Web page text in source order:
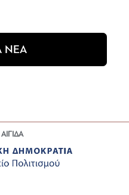
ΝΕΑ